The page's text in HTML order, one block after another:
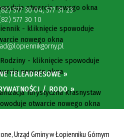
577 30 04,577 31 23
577 30 10
TELEADRESOWE »
/ RODO »
Urząd Gminy w Łopienniku Górnym